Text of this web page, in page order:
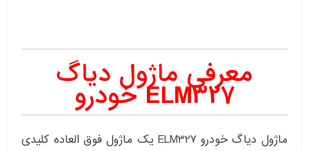
معرفی ماژول دیاگ
ELM327 خودرو
ماژول دیاگ خودرو ELM327 یک ماژول فوق العاده کلیدی